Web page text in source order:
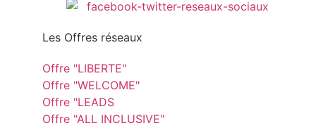
Les Offres réseaux
Offre "LIBERTE"
Offre "WELCOME"
Offre "LEADS
Offre "ALL INCLUSIVE"